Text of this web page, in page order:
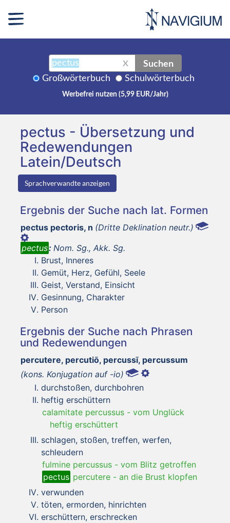
X Suchen
Großwörterbuch Schulwörterbuch
Werbefrei nutzen (5,99 EUR/Jahr)
pectus - Übersetzung und
Redewendungen
Latein/Deutsch
Sprachverwandte anzeigen
Ergebnis der Suche nach lat. Formen
pectus pectoris, n (Dritte Deklination neutr.)
pectus: Nom. Sg., Akk. Sg.
Brust, Inneres
Gemüt, Herz, Gefühl, Seele
Geist, Verstand, Einsicht
Gesinnung, Charakter
Person
Ergebnis der Suche nach Phrasen
und Redewendungen
percutere, percutiō, percussī, percussum
(kons. Konjugation auf -io)
durchstoßen, durchbohren
heftig erschüttern
calamitate percussus - vom Unglück
heftig erschüttert
schlagen, stoßen, treffen, werfen,
schleudern
fulmine percussus - vom Blitz getroffen
pectus percutere - an die Brust klopfen
verwunden
töten, ermorden, hinrichten
erschüttern, erschrecken